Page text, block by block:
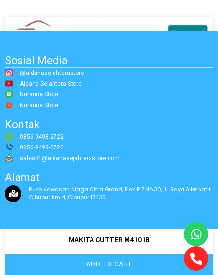
MAKITA CUTTER M4101B
ADD TO CART
Sosial Media
@aldanasejahterastore
Aldana Sejahtera Store
Nurance Store
Nurance Store
Kontak
0856-9498-2722
0856-9498-2722
sales01@aldanasejahterastore.com
Alamat
Ruko Kawasan Niaga Citra Grand, Blok R.7 No.30, Jl. Raya Alternatif
Cibubur Km 4, Cibubur 17435